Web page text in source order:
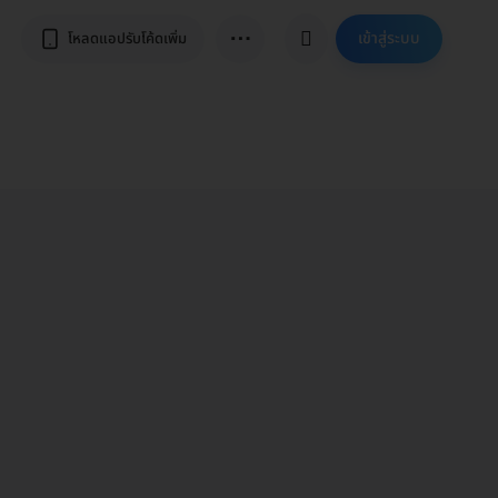
โหลดแอปรับโค้ดเพิ่ม ⋯ เข้าสู่ระบบ